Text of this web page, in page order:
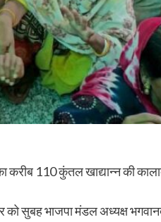
करीब 110 कुंतल खाद्यान्न की
को सुबह भाजपा मंडल अध्यक्ष